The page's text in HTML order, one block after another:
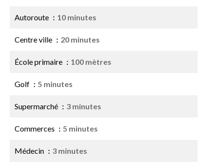
Autoroute 10 minutes
Centre ville 20 minutes
École primaire 100 mètres
Golf 5 minutes
Supermarché 3 minutes
Commerces 5 minutes
Médecin 3 minutes